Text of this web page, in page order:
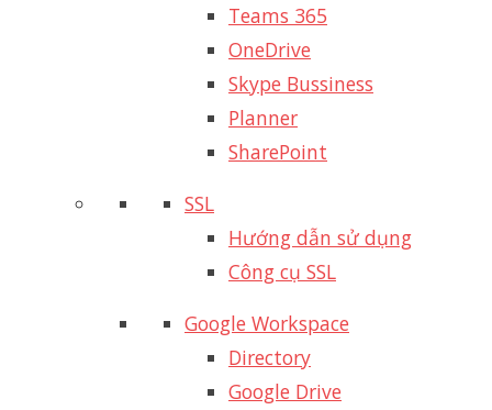
Teams 365
OneDrive
Skype Bussiness
Planner
SharePoint
SSL
Hướng dẫn sử dụng
Công cụ SSL
Google Workspace
Directory
Google Drive